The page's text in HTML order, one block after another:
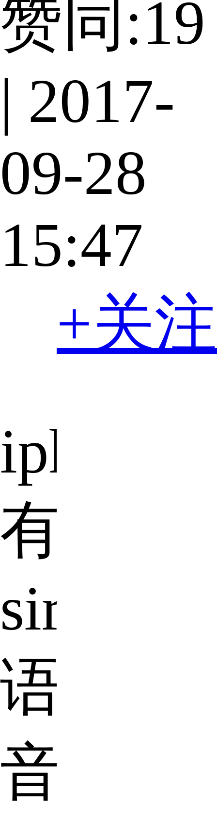
赞同:19
| 2017-
09-28
15:47
+关注
iphone
有
siri
语
音